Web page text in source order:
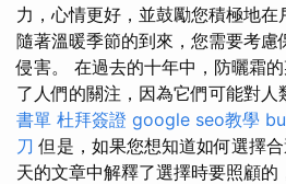
力，心情更好，並鼓勵您積極地在
隨著溫暖季節的到來，您需要考慮
侵害。 在過去的十年中，防曬霜
了人們的關注，因為它們可能對人
書單 杜拜簽證 google seo教學
刀 但是，如果您想知道如何選擇
天的文章中解釋了選擇時要照顧